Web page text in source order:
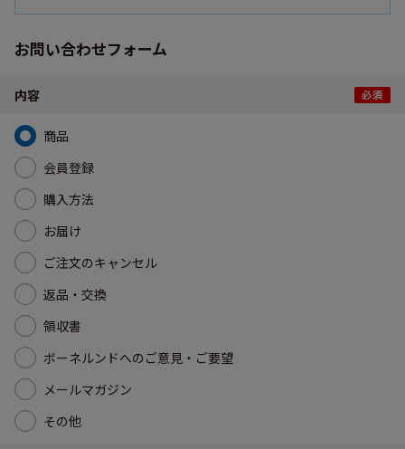
お問い合わせフォーム
内容
商品
会員登録
購入方法
お届け
ご注文のキャンセル
返品・交換
領収書
ボーネルンドへのご意見・ご要望
メールマガジン
その他